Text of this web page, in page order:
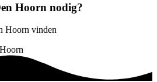
Hoorn nodig?
Hoorn vinden